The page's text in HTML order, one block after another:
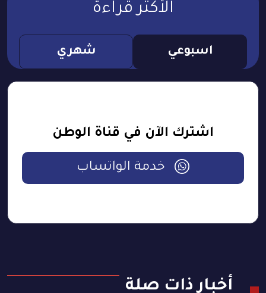
الأكثر قراءة
اسبوعي شهري
اشترك الآن في قناة الوطن
خدمة الواتساب
أخبار ذات صلة